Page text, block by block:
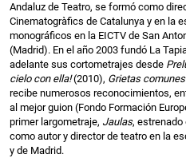
Andaluz de Teatro, se formó como
Cinematogràfics de Catalunya y en la
monográficos en la EICTV de San
(Madrid). En el año 2003 fundó La
adelante sus cortometrajes desde
cielo con ella!(2010), Grietas comunes
recibe numerosos reconocimientos,
al mejor guion (Fondo Formación
primer largometraje, Jaulas, estrenado
como autor y director de teatro en la
y de Madrid.